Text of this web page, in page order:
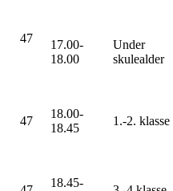
47
17.00-
18.00
Under
skulealder
47
18.00-
18.45
1.-2. klasse
18.45-